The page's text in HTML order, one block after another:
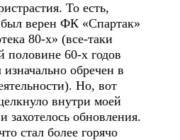
То есть,
верен ФК «Спартак»
80-х» (все-таки
половине 60-х годов
обречен в
Но, вот
внутри моей
захотелось обновления.
стал более горячо